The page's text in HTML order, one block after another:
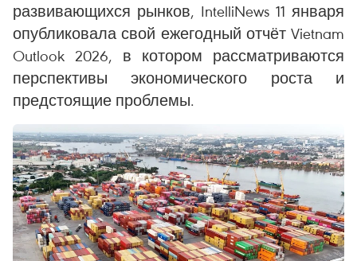
развивающихся рынков, IntelliNews 11 января
опубликовала свой ежегодный отчёт Vietnam
Outlook 2026, в котором рассматриваются
перспективы экономического роста и
предстоящие проблемы.